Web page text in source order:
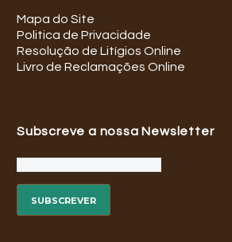
Mapa do Site
Politica de Privacidade
Resolução de Litígios Online
Livro de Reclamações Online
Subscreve a nossa Newsletter